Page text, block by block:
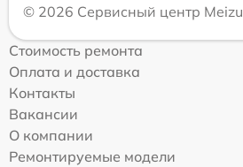
© 2026 Сервисный центр Meizu
Стоимость ремонта
Оплата и доставка
Контакты
Вакансии
О компании
Ремонтируемые модели